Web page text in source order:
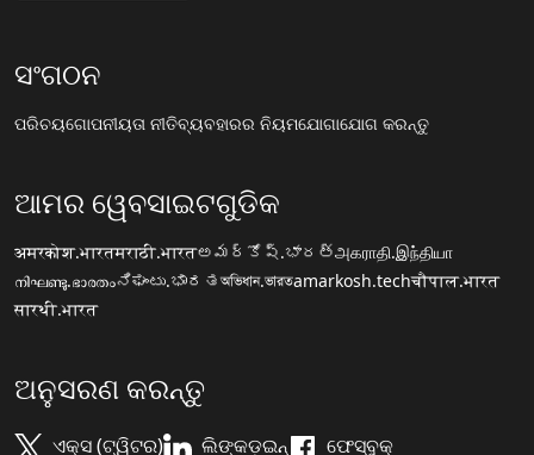
ସଂଗଠନ
ପରିଚୟଗୋପନୀୟତା ନୀତିବ୍ୟବହାରର ନିୟମଯୋଗାଯୋଗ କରନ୍ତୁ
ଆମର ୱେବସାଇଟଗୁଡିକ
अमरकोश.भारतमराठी.भारतఅమర్కోష్.భారత్அகராதி.இந்தியா
നിഘണ്ടു.ഭാരതംನಿಘಂಟು.ಭಾರತঅভিধান.ভারতamarkosh.techचौपाल.भारत
सारथी.भारत
ଅନୁସରଣ କରନ୍ତୁ
ଏକ୍ସ (ଟ୍ୱିଟର) ଲିଙ୍କଡ଼ଇନ୍ ଫେସ୍ବୁକ୍